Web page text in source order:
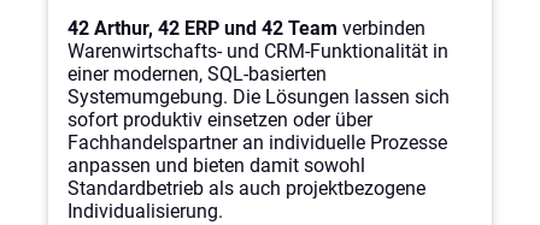
42 Arthur, 42 ERP und 42 Team verbinden
Warenwirtschafts- und CRM-Funktionalität in
einer modernen, SQL-basierten
Systemumgebung. Die Lösungen lassen sich
sofort produktiv einsetzen oder über
Fachhandelspartner an individuelle Prozesse
anpassen und bieten damit sowohl
Standardbetrieb als auch projektbezogene
Individualisierung.